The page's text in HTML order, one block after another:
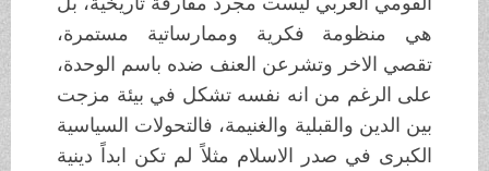
هي منظومة فكرية وممارساتية مستمرة،
تقصي الاخر وتشرعن العنف ضده باسم الوحدة،
على الرغم من انه نفسه تشكل في بيئة مزجت
بين الدين والقبلية والغنيمة، فالتحولات السياسية
الكبرى في صدر الاسلام مثلاً لم تكن ابداً دينية